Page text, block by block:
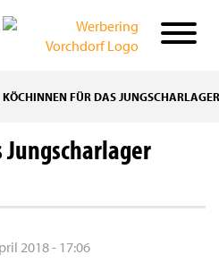
KÖCHINNEN FÜR DAS
2018 - 17:06